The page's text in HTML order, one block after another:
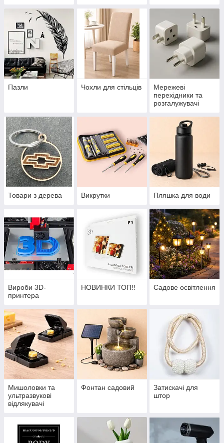
Пазли Чохли для стільців
Мережеві
перехідники та
розгалужувачі
Товари з дерева Викрутки Пляшка для води
Вироби 3D-
принтера
НОВИНКИ ТОП!! Садове освітлення
Мишоловки та
ультразвукові
відлякувачі
Фонтан садовий
Затискачі для
штор